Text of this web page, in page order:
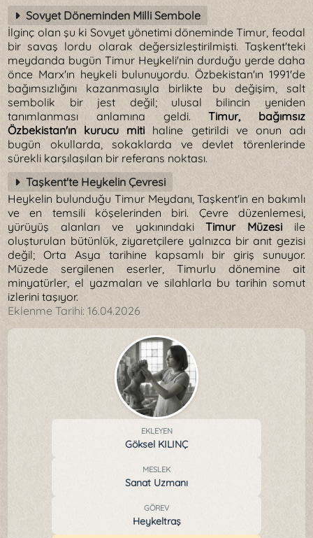
Sovyet Döneminden Milli Sembole
İlginç olan şu ki Sovyet yönetimi döneminde Timur, feodal
bir savaş lordu olarak değersizleştirilmişti. Taşkent'teki
meydanda bugün Timur Heykeli'nin durduğu yerde daha
önce Marx'ın heykeli bulunuyordu. Özbekistan'ın 1991'de
bağımsızlığını kazanmasıyla birlikte bu değişim, salt
sembolik bir jest değil; ulusal bilincin yeniden
tanımlanması anlamına geldi.Timur, bağımsız
Özbekistan'ın kurucu miti haline getirildi ve onun adı
bugün okullarda, sokaklarda ve devlet törenlerinde
sürekli karşılaşılan bir referans noktası.
Taşkent'te Heykelin Çevresi
Heykelin bulunduğu Timur Meydanı, Taşkent'in en bakımlı
ve en temsili köşelerinden biri. Çevre düzenlemesi,
yürüyüş alanları ve yakınındakiTimur Müzesi ile
oluşturulan bütünlük, ziyaretçilere yalnızca bir anıt gezisi
değil; Orta Asya tarihine kapsamlı bir giriş sunuyor.
Müzede sergilenen eserler, Timurlu dönemine ait
minyatürler, el yazmaları ve silahlarla bu tarihin somut
izlerini taşıyor.
Eklenme Tarihi:16.04.2026
EKLEYEN
Göksel KILINÇ
MESLEK
Sanat Uzmanı
GÖREV
Heykeltraş